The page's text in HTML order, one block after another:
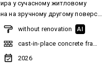
у сучасному житловому
на зручному другому поверсі,
та сучасне планування. Стан —
реалізувати власний
будівництва, здача
варіант як для власного
without renovation AI
cast-in-place concrete frame
2026